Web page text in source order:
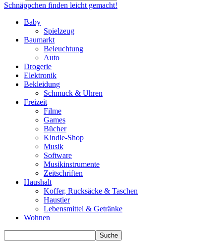
Schnäppchen finden leicht gemacht!
Baby
Spielzeug
Baumarkt
Beleuchtung
Auto
Drogerie
Elektronik
Bekleidung
Schmuck & Uhren
Freizeit
Filme
Games
Bücher
Kindle-Shop
Musik
Software
Musikinstrumente
Zeitschriften
Haushalt
Koffer, Rucksäcke & Taschen
Haustier
Lebensmittel & Getränke
Wohnen